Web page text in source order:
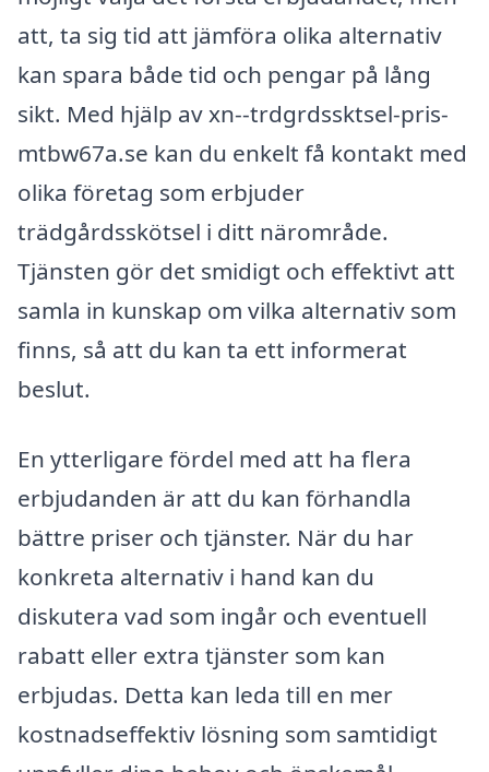
att, ta sig tid att jämföra olika alternativ
kan spara både tid och pengar på lång
sikt. Med hjälp av xn--trdgrdssktsel-pris-
mtbw67a.se kan du enkelt få kontakt med
olika företag som erbjuder
trädgårdsskötsel i ditt närområde.
Tjänsten gör det smidigt och effektivt att
samla in kunskap om vilka alternativ som
finns, så att du kan ta ett informerat
beslut.
En ytterligare fördel med att ha flera
erbjudanden är att du kan förhandla
bättre priser och tjänster. När du har
konkreta alternativ i hand kan du
diskutera vad som ingår och eventuell
rabatt eller extra tjänster som kan
erbjudas. Detta kan leda till en mer
kostnadseffektiv lösning som samtidigt